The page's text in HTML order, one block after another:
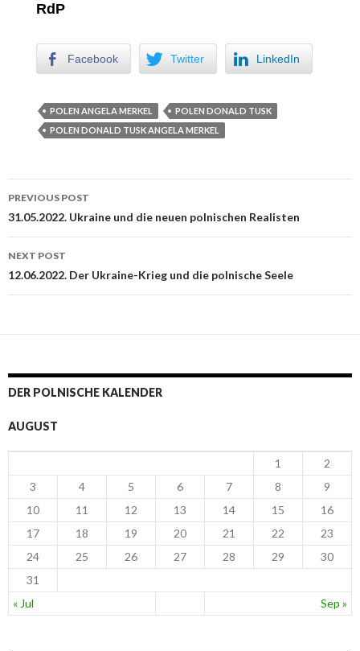
RdP
Facebook Twitter LinkedIn
POLEN ANGELA MERKEL
POLEN DONALD TUSK
POLEN DONALD TUSK ANGELA MERKEL
Post navigation
PREVIOUS POST
31.05.2022. Ukraine und die neuen polnischen Realisten
NEXT POST
12.06.2022. Der Ukraine-Krieg und die polnische Seele
DER POLNISCHE KALENDER
AUGUST
« Jul Sep »
1
2
3
4 5 6 7 8
9
10
11 12 13 14 15
16
17
18 19 20 21 22
23
24
25 26 27 28 29
30
31